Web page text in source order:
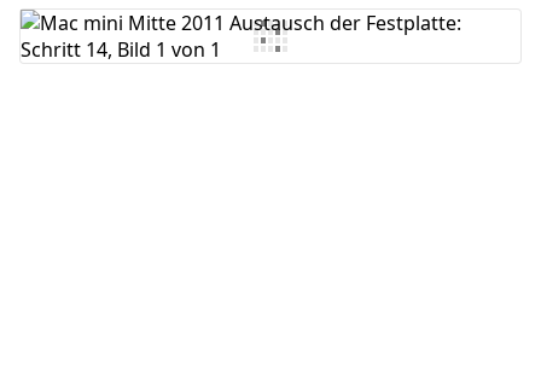
Kommentar hinzufügen